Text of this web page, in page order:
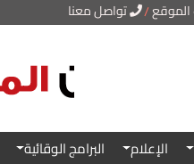
تواصل معنا
الإعلام البرامج الوقائية